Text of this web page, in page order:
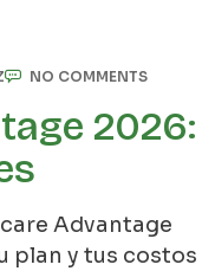
NO COMMENTS
2026:
Advantage
plan y tus costos